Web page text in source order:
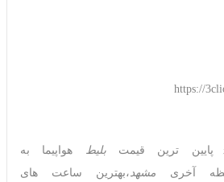
https://
ترین قیمتبلیط هواپیما به
آخری مشهد،بهترین ساعت های